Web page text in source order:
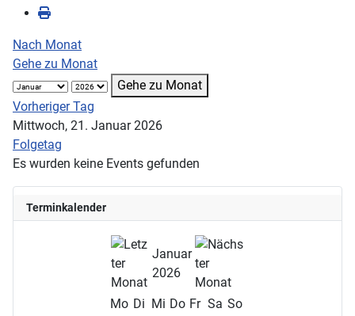
Terminkalender
Januar
2026
Mo Di Mi Do Fr Sa So
Nach Monat
Gehe zu Monat
Gehe zu Monat
Vorheriger Tag
Mittwoch, 21. Januar 2026
Folgetag
Es wurden keine Events gefunden